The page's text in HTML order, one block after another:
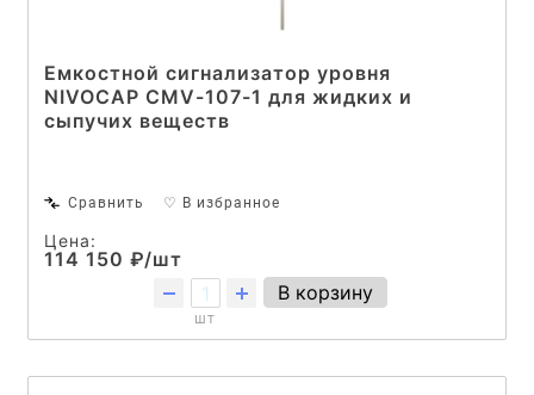
Емкостной сигнализатор уровня
NIVOCAP CMV-107-1 для жидких и
сыпучих веществ
Сравнить ♡ В избранное
Цена:
114 150 ₽/шт
шт
В корзину